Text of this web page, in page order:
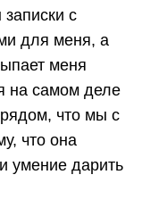
с
для меня, а
меня
на самом деле
что мы с
что она
умение дарить